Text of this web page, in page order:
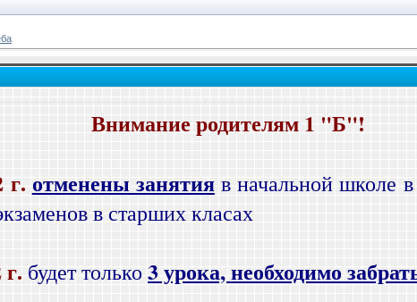
Внимание родителям 1 "Б"!
г. отменены занятия в начальной школе
в старших класах
будет только3 урока, необходимо